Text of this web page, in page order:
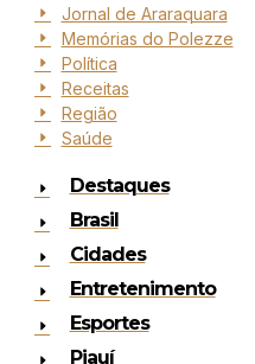
Jornal de Araraquara
Memórias do Polezze
Política
Receitas
Região
Saúde
Destaques
Brasil
Cidades
Entretenimento
Esportes
Piauí